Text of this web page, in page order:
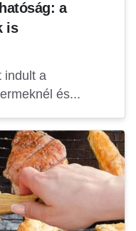
a
is
indult a
és...